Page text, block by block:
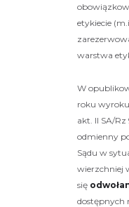
etykiecie
warstwa
W
roku wyroku
akt. II SA/
odmienny
Sądu w
wierzchniej
się
dostępnych